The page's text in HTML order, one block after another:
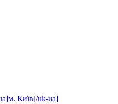
Київ[/uk-ua]